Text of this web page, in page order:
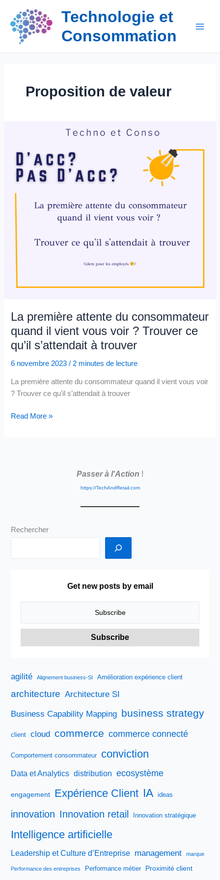
contenu
Technologie et
Consommation
Proposition de valeur
La première attente du consommateur
quand il vient vous voir ? Trouver ce
qu’il s’attendait à trouver
6 novembre 2023/ 2 minutes de lecture
La première attente du consommateur quand il vient vous voir
? Trouver ce qu’il s’attendait à trouver
La
?
ce
trouver
Read More »
Passer à l'Action !
https://TechAndRetail.com
Rechercher
Get new posts by email
agilité Alignement business-SI Amélioration expérience client
architecture Architecture SI
Business Capability Mapping business strategy
client cloud commerce commerce connecté
Comportement consommateur conviction
Data et Analytics distribution ecosystème
engagement Expérience Client IA ideas
innovation Innovation retail Innovation stratégique
Intelligence artificielle
Leadership et Culture d’Entreprise management marque
Performance des entreprises Performance métier Proximité client